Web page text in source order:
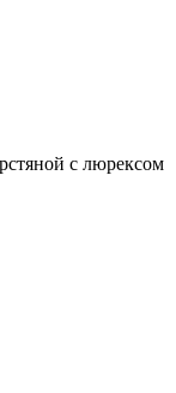
с люрексом